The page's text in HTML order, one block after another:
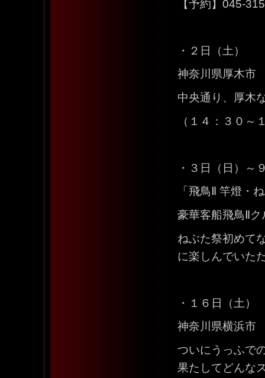
【予約】045-
・２日（土）
神奈川県厚木市
中央通り、厚木
（１４：３０～
・３日（日）～
「飛鳥Ⅱ 竿燈・
豪華客船飛鳥Ⅱ
ねぶた祭初めて
に楽しんでいた
・１６日（土）
神奈川県横浜市
ついにうっふで
果たしてどんな